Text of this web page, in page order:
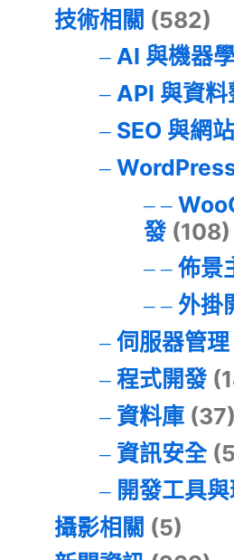
技術相關 (582)
AI 與機器
API 與資料
SEO 與網
發(108)
佈景
外掛
伺服器管理
程式開發
資料庫(37)
資訊安全
開發工具
攝影相關 (5)